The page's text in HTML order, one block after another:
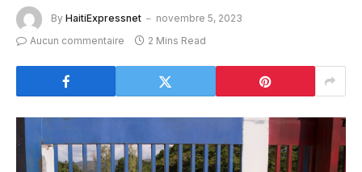
By HaitiExpressnet
novembre 5, 2023
Aucun commentaire
2 Mins Read